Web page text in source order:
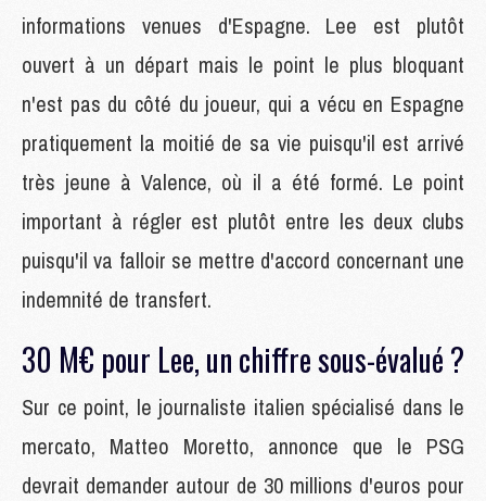
informations venues d'Espagne. Lee est plutôt
ouvert à un départ mais le point le plus bloquant
n'est pas du côté du joueur, qui a vécu en Espagne
pratiquement la moitié de sa vie puisqu'il est arrivé
très jeune à Valence, où il a été formé. Le point
important à régler est plutôt entre les deux clubs
puisqu'il va falloir se mettre d'accord concernant une
indemnité de transfert.
30 M€ pour Lee, un chiffre sous-évalué ?
Sur ce point, le journaliste italien spécialisé dans le
mercato, Matteo Moretto, annonce que le PSG
devrait demander autour de 30 millions d'euros pour